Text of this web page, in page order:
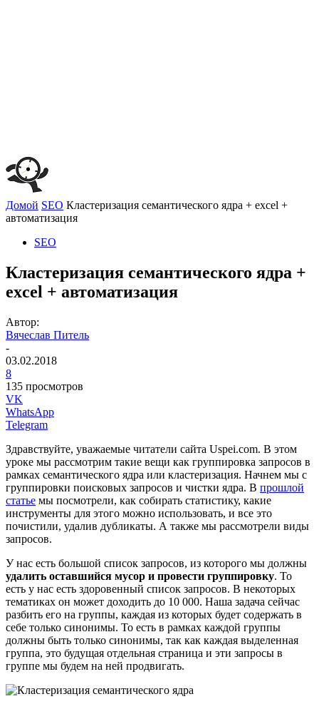
Домой SEO Кластеризация семантического ядра + excel +
автоматизация
SEO
Кластеризация семантического ядра +
excel + автоматизация
Автор:
Вячеслав Питель
-
03.02.2018
8
135 просмотров
VK
WhatsApp
Telegram
Здравствуйте, уважаемые читатели сайта Uspei.com. В этом
уроке мы рассмотрим такие вещи как группировка запросов в
рамках семантического ядра или кластеризация. Начнем мы с
группировки поисковых запросов и чистки ядра. В прошлой
статье мы посмотрели, как собирать статистику, какие
инструменты для этого можно использовать, и все это
почистили, удалив дубликаты. А также мы рассмотрели виды
запросов.
У нас есть большой список запросов, из которого мы должны
удалить оставшийся мусор и провести группировку. То
есть у нас есть здоровенный список запросов. В некоторых
тематиках он может доходить до 10 000. Наша задача сейчас
разбить его на группы, каждая из которых будет содержать в
себе только синонимы. То есть в рамках каждой группы
должны быть только синонимы, так как каждая выделенная
группа, это будущая отдельная страница и эти запросы в
группе мы будем на ней продвигать.